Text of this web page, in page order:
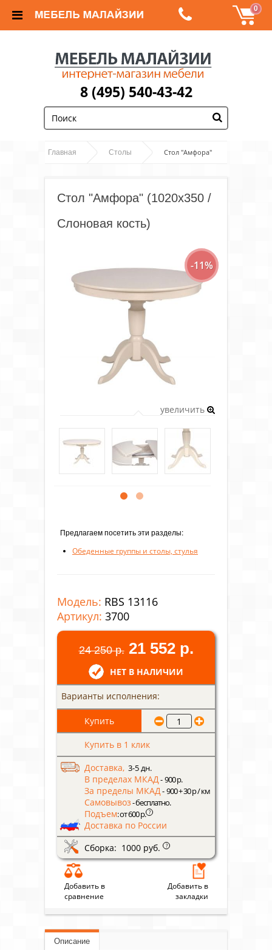
0
8 (495) 540-43-42
Главная Столы Стол "Амфора"
Стол "Амфора" (1020х350 /
Слоновая кость)
-11%
увеличить
Предлагаем посетить эти разделы:
Обеденные группы и столы, стулья
Модель: RBS 13116
Артикул: 3700
24 250 р. 21 552 р.
НЕТ В НАЛИЧИИ
Варианты исполнения:
Купить в 1 клик
Доставка, 3-5 дн.
В пределах МКАД- 900 р.
За пределы МКАД- 900 + 30 р / км
Самовывоз- бесплатно.
Подъем: от 600 р. ?
Доставка по России
Сборка: 1000 руб.
?
Добавить в
сравнение
Добавить в
закладки
Описание